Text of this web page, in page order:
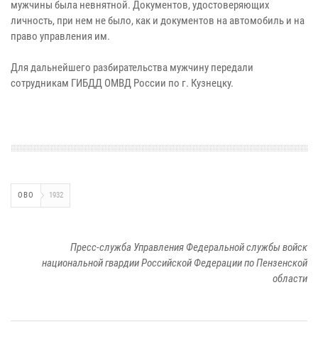
мужчины была невнятной. Документов, удостоверяющих
личность, при нем не было, как и документов на автомобиль и на
право управления им.
Для дальнейшего разбирательства мужчину передали
сотрудникам ГИБДД ОМВД России по г. Кузнецку.
ОВО 1932
Пресс-служба Управления Федеральной службы войск
национальной гвардии Российской Федерации по Пензенской
области